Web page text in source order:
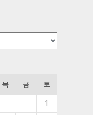
목 금 토
1